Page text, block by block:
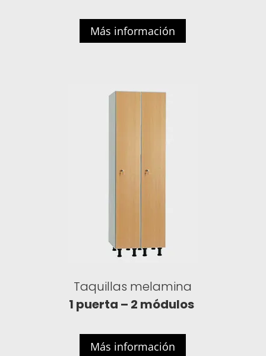
Más información
Taquillas melamina
1 puerta – 2 módulos
Más información